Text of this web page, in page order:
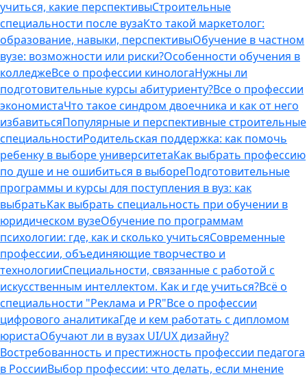
учиться, какие перспективыСтроительные
специальности после вузаКто такой маркетолог:
образование, навыки, перспективыОбучение в частном
вузе: возможности или риски?Особенности обучения в
колледжеВсе о профессии кинологаНужны ли
подготовительные курсы абитуриенту?Все о профессии
экономистаЧто такое синдром двоечника и как от него
избавитьсяПопулярные и перспективные строительные
специальностиРодительская поддержка: как помочь
ребенку в выборе университетаКак выбрать профессию
по душе и не ошибиться в выбореПодготовительные
программы и курсы для поступления в вуз: как
выбратьКак выбрать специальность при обучении в
юридическом вузеОбучение по программам
психологии: где, как и сколько учитьсяСовременные
профессии, объединяющие творчество и
технологииСпециальности, связанные с работой с
искусственным интеллектом. Как и где учиться?Всё о
специальности "Реклама и PR"Все о профессии
цифрового аналитикаГде и кем работать с дипломом
юристаОбучают ли в вузах UI/UX дизайну?
Востребованность и престижность профессии педагога
в РоссииВыбор профессии: что делать, если мнение